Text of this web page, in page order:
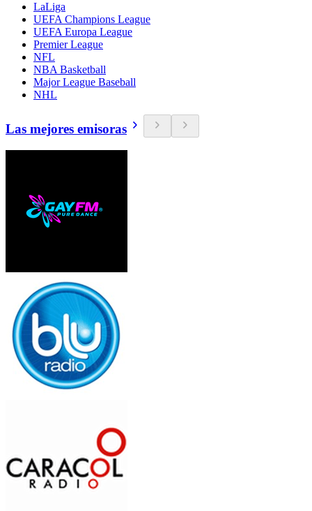
LaLiga
UEFA Champions League
UEFA Europa League
Premier League
NFL
NBA Basketball
Major League Baseball
NHL
Las mejores emisoras